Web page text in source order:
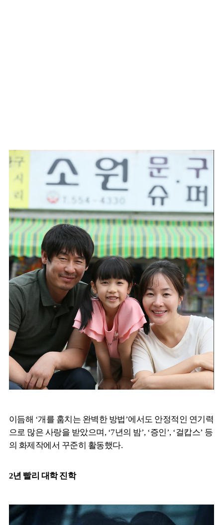
이듬해 ‘개를 훔치는 완벽한 방법’에서도 안정적인 연기력
으로 많은 사랑을 받았으며, ‘7년의 밤’, ‘증인’, ‘걸캅스’ 등
의 화제작에서 꾸준히 활동했다.
2년 빨리 대학 진학